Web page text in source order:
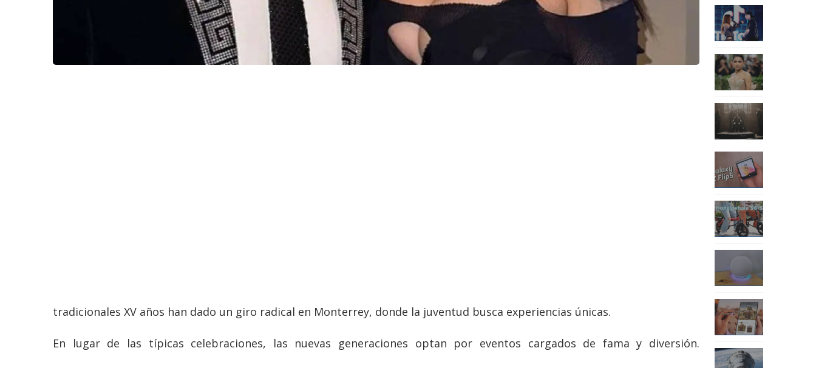
tradicionales XV años han dado un giro radical en Monterrey, donde la juventud busca experiencias únicas.
En lugar de las típicas celebraciones, las nuevas generaciones optan por eventos cargados de fama y diversión.